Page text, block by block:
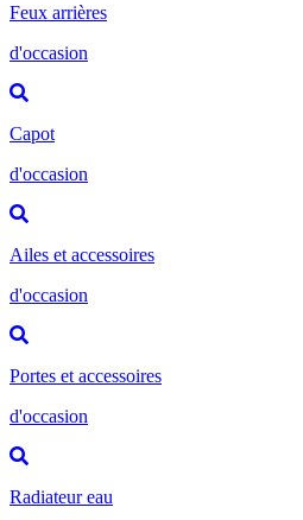
Feux arrières
d'occasion
Capot
d'occasion
Ailes et accessoires
d'occasion
Portes et accessoires
d'occasion
Radiateur eau